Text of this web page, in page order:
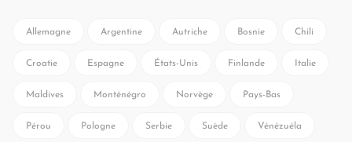
Allemagne Argentine Autriche Bosnie Chili
Croatie Espagne États-Unis Finlande Italie
Maldives Monténégro Norvège Pays-Bas
Pérou Pologne Serbie Suède Vénézuéla